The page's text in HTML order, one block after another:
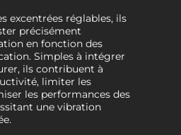
excentrées réglables, ils
précisément
en fonction des
Simples à intégrer
ils contribuent à
limiter les
les performances des
une vibration